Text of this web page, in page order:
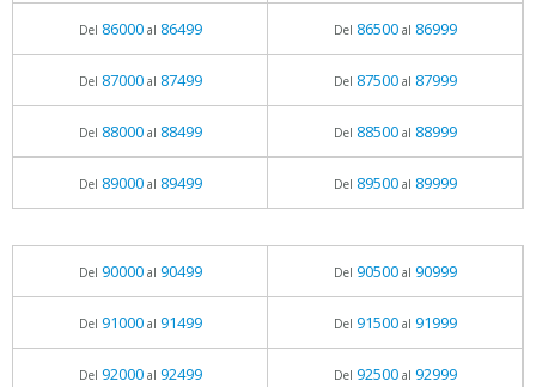
Del 86000al 86499 Del 86500al 86999
Del 87000al 87499 Del 87500al 87999
Del 88000al 88499 Del 88500al 88999
Del 89000al 89499 Del 89500al 89999
Del 90000al 90499 Del 90500al 90999
Del 91000al 91499 Del 91500al 91999
Del 92000al 92499 Del 92500al 92999